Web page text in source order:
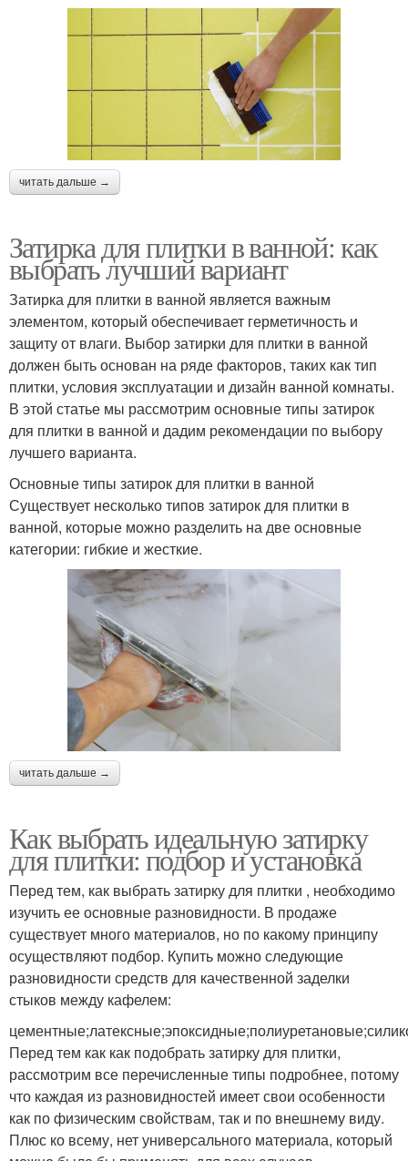
читать дальше →
Затирка для плитки в ванной: как
выбрать лучший вариант
Затирка для плитки в ванной является важным
элементом, который обеспечивает герметичность и
защиту от влаги. Выбор затирки для плитки в ванной
должен быть основан на ряде факторов, таких как тип
плитки, условия эксплуатации и дизайн ванной комнаты.
В этой статье мы рассмотрим основные типы затирок
для плитки в ванной и дадим рекомендации по выбору
лучшего варианта.
Основные типы затирок для плитки в ванной
Существует несколько типов затирок для плитки в
ванной, которые можно разделить на две основные
категории: гибкие и жесткие.
читать дальше →
Как выбрать идеальную затирку
для плитки: подбор и установка
Перед тем, как выбрать затирку для плитки , необходимо
изучить ее основные разновидности. В продаже
существует много материалов, но по какому принципу
осуществляют подбор. Купить можно следующие
разновидности средств для качественной заделки
стыков между кафелем:
Перед тем как как подобрать затирку для плитки,
рассмотрим все перечисленные типы подробнее, потому
что каждая из разновидностей имеет свои особенности
как по физическим свойствам, так и по внешнему виду.
Плюс ко всему, нет универсального материала, который